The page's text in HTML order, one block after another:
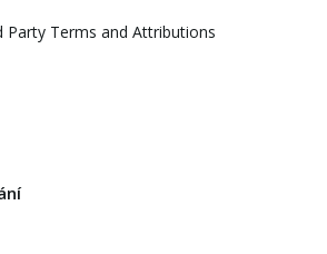
Party Terms and Attributions